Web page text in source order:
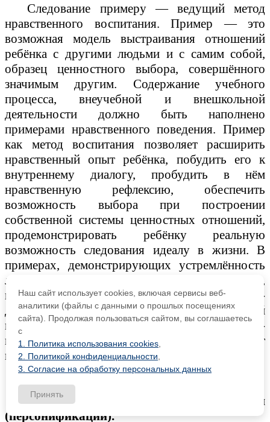
Следова­ние примеру — ведущий метод
нравственного воспитания. Пример — это
возможная модель выстраивания отношений
ребёнка с другими людьми и с самим собой,
образец ценно­стного выбора, совершённого
значимым другим. Содержание учебного
процесса, внеучебной и внешкольной
деятельности должно быть наполнено
примерами нравственного поведения. Пример
как метод воспитания позволяет расширить
нрав­ственный опыт ребёнка, побудить его к
внутреннему диало­гу, пробудить в нём
нравственную рефлексию, обеспечить
возможность выбора при построении
собственной системы ценностных отношений,
продемонстрировать ребёнку реаль­ную
возможность следования идеалу в жизни. В
примерах, демонстрирующих устремлённость
людей к вершинам духа, персонифицируется,
наполняется конкретным жизненным со­
держанием национальный воспитательный
идеал. Особое зна­чение для духовно-
нравственного развития обучающегося имеет
пример учителя.
Принцип идентификации
(персонификации).
Наш сайт использует cookies, включая сервисы веб-
аналитики (файлы с данными о прошлых посещениях
сайта). Продолжая пользоваться сайтом, вы соглашаетесь
с
1. Политика использования cookies
2. Политикой конфиденциальности
3. Согласие на обработку персональных данных
Принять